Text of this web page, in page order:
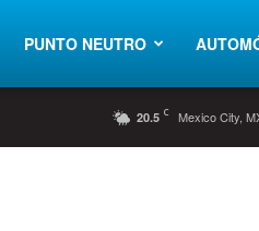
PUNTO NEUTRO
20.5 C Mexico City,